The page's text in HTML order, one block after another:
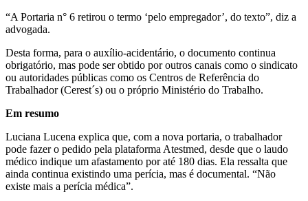
“A Portaria n° 6 retirou o termo ‘pelo empregador’, do texto”, diz a
advogada.
Desta forma, para o auxílio-acidentário, o documento continua
obrigatório, mas pode ser obtido por outros canais como o sindicato
ou autoridades públicas como os Centros de Referência do
Trabalhador (Cerest´s) ou o próprio Ministério do Trabalho.
Em resumo
Luciana Lucena explica que, com a nova portaria, o trabalhador
pode fazer o pedido pela plataforma Atestmed, desde que o laudo
médico indique um afastamento por até 180 dias. Ela ressalta que
ainda continua existindo uma perícia, mas é documental. “Não
existe mais a perícia médica”.